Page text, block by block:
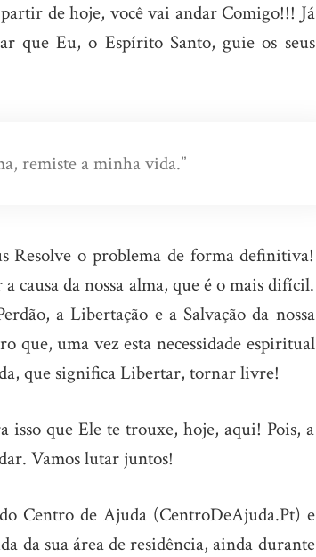
de hoje, você vai andar Comigo!!! Já
que Eu, o Espírito Santo, guie os seus
remiste a minha vida.”
Resolve o problema de forma definitiva!
causa da nossa alma, que é o mais difícil.
a Libertação e a Salvação da nossa
que, uma vez esta necessidade espiritual
que significa Libertar, tornar livre!
isso que Ele te trouxe, hoje, aqui! Pois, a
Vamos lutar juntos!
Centro de Ajuda (CentroDeAjuda.Pt) e
da sua área de residência, ainda durante